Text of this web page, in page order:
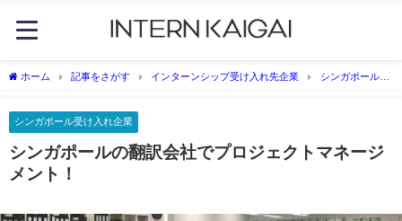
ホーム 記事をさがす インターンシップ受け入れ先企業
シンガポール受
シンガポール受け入れ企業
シンガポールの翻訳会社でプロジェクトマネージ
メント！